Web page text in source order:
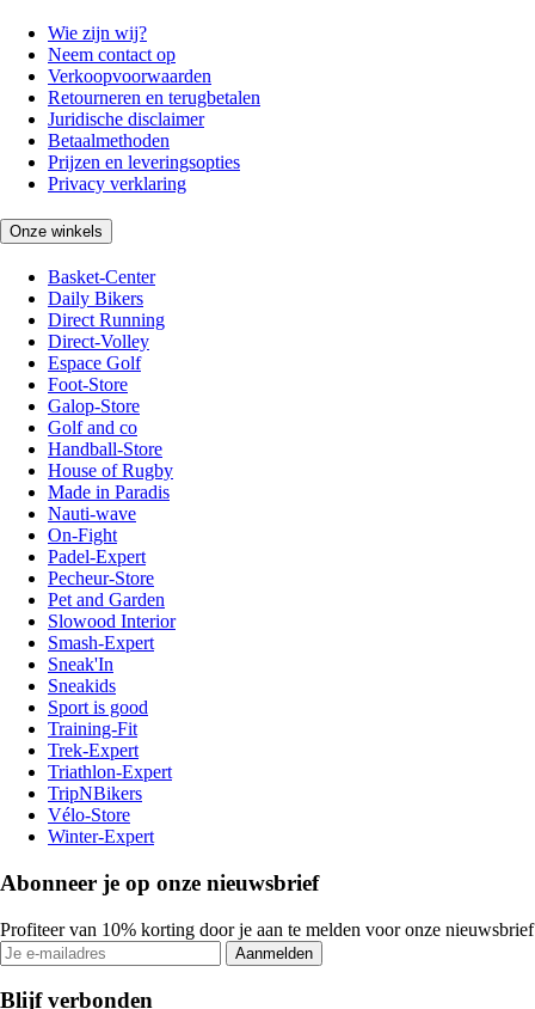
Wie zijn wij?
Neem contact op
Verkoopvoorwaarden
Retourneren en terugbetalen
Juridische disclaimer
Betaalmethoden
Prijzen en leveringsopties
Privacy verklaring
Onze winkels
Basket-Center
Daily Bikers
Direct Running
Direct-Volley
Espace Golf
Foot-Store
Galop-Store
Golf and co
Handball-Store
House of Rugby
Made in Paradis
Nauti-wave
On-Fight
Padel-Expert
Pecheur-Store
Pet and Garden
Slowood Interior
Smash-Expert
Sneak'In
Sneakids
Sport is good
Training-Fit
Trek-Expert
Triathlon-Expert
TripNBikers
Vélo-Store
Winter-Expert
Abonneer je op onze nieuwsbrief
Profiteer van 10% korting door je aan te melden voor onze nieuwsbrief
Aanmelden
Blijf verbonden